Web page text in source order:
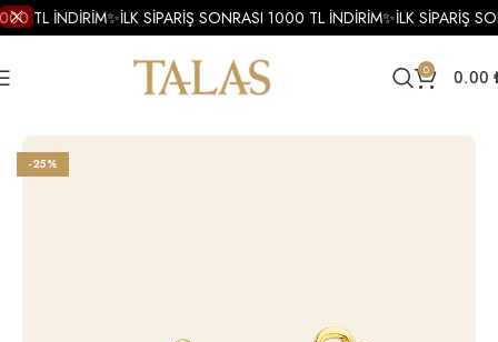
0 0.00
Altın Küpe Altın Mineli Küpe
-25%
TL İNDİRİM✨İLK SİPARİŞ SONRASI 1000 TL İNDİRİM✨İLK SİPARİŞ